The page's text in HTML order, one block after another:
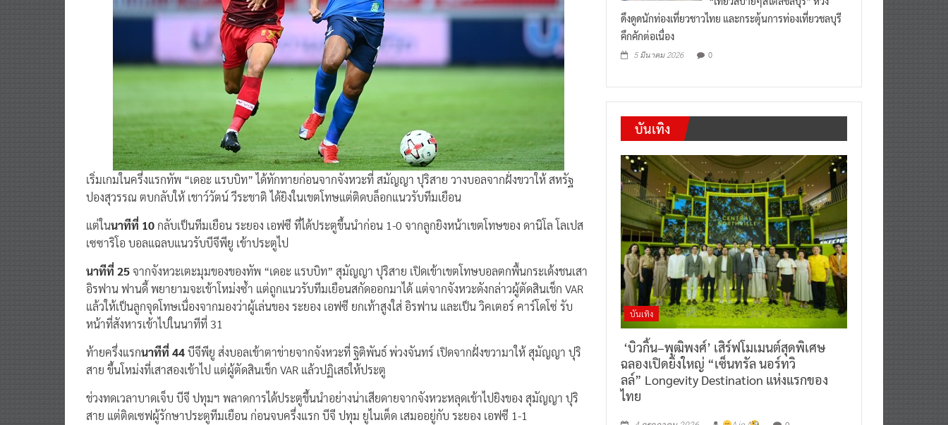
เริ่มเกมในครึ่งแรกทัพ “เดอะ แรบบิท” ได้ทักทายก่อนจากจังหวะที่ สมัญญา ปุริสาย วางบอลจากฝั่งขวาให้ สหรัฐ
ปองสุวรรณ ตบกลับให้ เชาว์วัตน์ วีระชาติ ได้ยิงในเขตโทษแต่ติดบล็อกแนวรับทีมเยือน
แต่ใน
นาทีที่ 10
กลับเป็นทีมเยือน ระยอง เอฟซี ที่ได้ประตูขึ้นนำก่อน 1-0 จากลูกยิงหน้าเขตโทษของ ดานิโล โลเปส
เซซาริโอ บอลแฉลบแนวรับบีจีพียู เข้าประตูไป
นาทีที่ 25
จากจังหวะเตะมุมของของทัพ “เดอะ แรบบิท” สุมัญญา ปุริสาย เปิดเข้าเขตโทษบอลตกพื้นกระเด้งชนเสา
อิรฟาน ฟานดี้ พยายามจะเข้าโหม่งซ้ำ แต่ถูกแนวรับทีมเยือนสกัดออกมาได้ แต่จากจังหวะดังกล่าวผู้ตัดสินเช็ก VAR
แล้วให้เป็นลูกจุดโทษเนื่องจากมองว่าผู้เล่นของ ระยอง เอฟซี ยกเท้าสูงใส่ อิรฟาน และเป็น วิคเตอร์ คาร์โดโซ่ รับ
หน้าที่สังหารเข้าไปในนาทีที่ 31
ท้ายครึ่งแรก
นาทีที่ 44
บีจีพียู ส่งบอลเข้าตาข่ายจากจังหวะที่ ฐิติพันธ์ พ่วงจันทร์ เปิดจากฝั่งขวามาให้ สุมัญญา ปุริ
สาย ขึ้นโหม่งที่เสาสองเข้าไป แต่ผู้ตัดสินเช็ก VAR แล้วปฏิเสธให้ประตู
ช่วงทดเวลาบาดเจ็บ บีจี ปทุมฯ พลาดการได้ประตูขึ้นนำอย่างน่าเสียดายจากจังหวะหลุดเข้าไปยิงของ สุมัญญา ปุริ
สาย แต่ติดเซฟผู้รักษาประตูทีมเยือน ก่อนจบครึ่งแรก บีจี ปทุม ยูไนเต็ด เสมออยู่กับ ระยอง เอฟซี 1-1
ดึงดูดนักท่องเที่ยวชาวไทย และกระตุ้นการท่องเที่ยวชลบุรี
คึกคักต่อเนื่อง
บันเทิง
บันเทิง
‘บิวกิ้น–พุฒิพงศ์’ เสิร์ฟโมเมนต์สุดพิเศษ
ฉลองเปิดยิ่งใหญ่ “เซ็นทรัล นอร์ทวิ
ลล์” Longevity Destination แห่งแรกของ
ไทย